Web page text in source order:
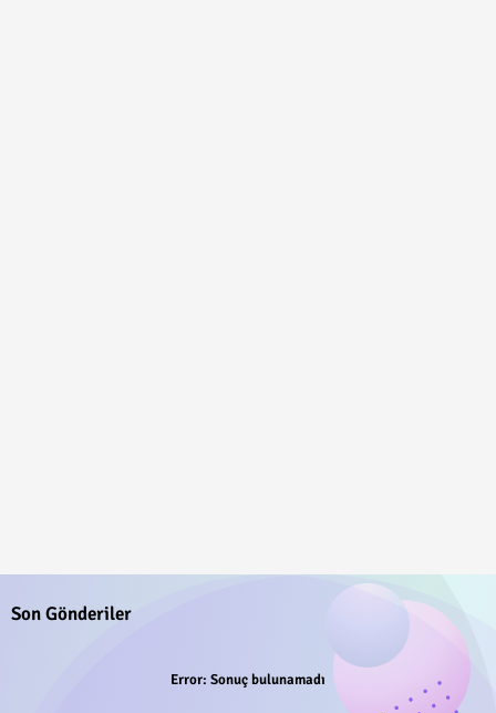
Son Gönderiler
Error: Sonuç bulunamadı